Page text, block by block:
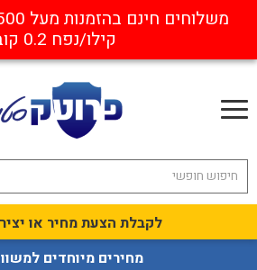
קילו/נפח 0.2 קוב
לקבלת הצעת מחיר או
מחירים מיוחדים